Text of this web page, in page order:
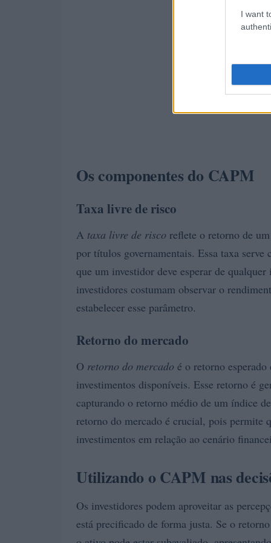
I want
Os componentes do CAPM
Taxa livre de risco
A taxa livre de risco reflete o retorno de
por títulos governamentais. Essa taxa
que um investidor deve esperar de
investidores costumam observar o
estabelecer esse parâmetro.
Retorno do mercado
O retorno do mercado é o retorno
investimentos disponíveis. Esse retorno é
capturando o retorno médio de um índice
retorno do mercado é crucial, pois permite
investimentos em relação ao cenário
Utilizando o CAPM nas
Os investidores podem aproveitar as
está precificado de forma justa. Se o